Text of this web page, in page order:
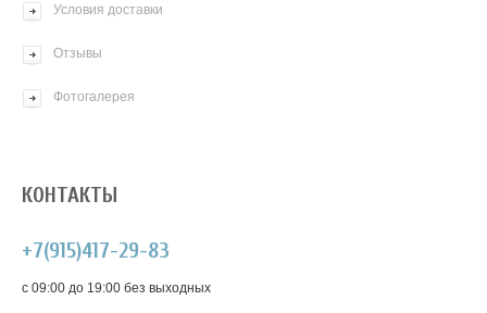
Условия доставки
Отзывы
Фотогалерея
КОНТАКТЫ
+7(915)417-29-83
c 09:00 до 19:00 без выходных